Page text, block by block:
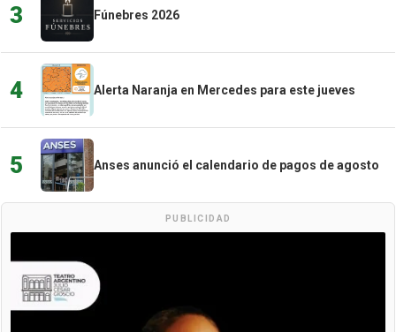
3 Fúnebres 2026
4 Alerta Naranja en Mercedes para este jueves
5 Anses anunció el calendario de pagos de agosto
PUBLICIDAD